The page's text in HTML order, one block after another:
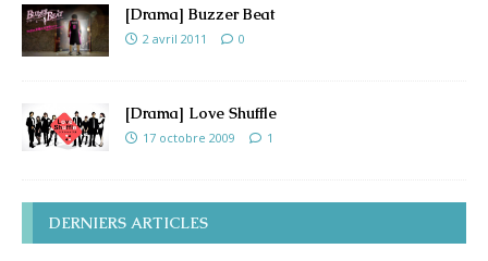
[Drama] Buzzer Beat
2 avril 2011 0
[Drama] Love Shuffle
17 octobre 2009 1
DERNIERS ARTICLES